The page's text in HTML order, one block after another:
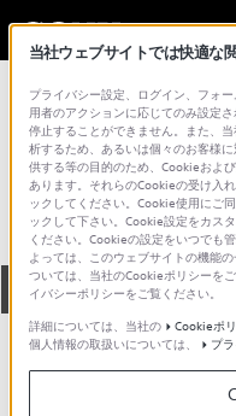
総合サポート・
VGN-TX52B
全て ダウンロード
当社ウェブサイトでは快適な
プライバシー設定、ログイン、フォ
用者のアクションに応じてのみ設定
停止することができません。また、
析するため、あるいは個々のお客様
供する等の目的のため、Cookieおよ
あります。それらのCookieの受け入
ックしてください。Cookie使用にご
ックして下さい。Cookie設定をカス
ください。Cookieの設定をいつでも
よっては、このウェブサイトの機能
ついては、当社のCookieポリシーを
イバシーポリシーをご覧ください。
詳細については、当社の
Cookieポ
個人情報の取扱いについては、
プ